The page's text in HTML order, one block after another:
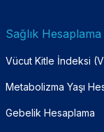
Sağlık
Vücut Kitle İndeksi
Metabolizma Yaşı
Gebelik Hesaplama